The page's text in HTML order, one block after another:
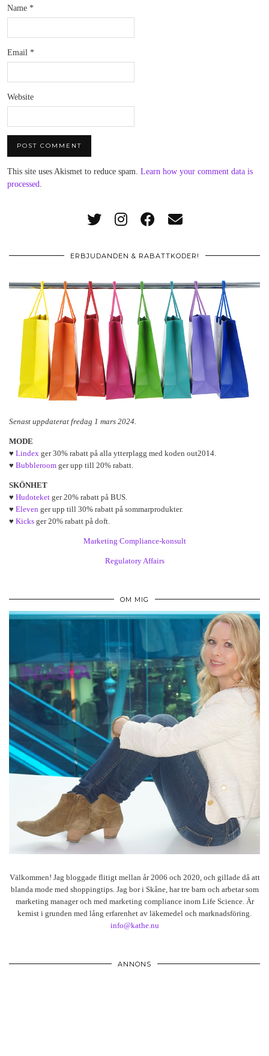
Name *
Email *
Website
This site uses Akismet to reduce spam. Learn how your comment data is
processed.
ERBJUDANDEN & RABATTKODER!
Senast uppdaterat fredag 1 mars 2024.
MODE
♥ Lindex ger 30% rabatt på alla ytterplagg med koden out2014.
♥ Bubbleroom ger upp till 20% rabatt.
SKÖNHET
♥ Hudoteket ger 20% rabatt på BUS.
♥ Eleven ger upp till 30% rabatt på sommarprodukter.
♥ Kicks ger 20% rabatt på doft.
Marketing Compliance-konsult
Regulatory Affairs
OM MIG
Välkommen! Jag bloggade flitigt mellan år 2006 och 2020, och gillade då att
blanda mode med shoppingtips. Jag bor i Skåne, har tre barn och arbetar som
marketing manager och med marketing compliance inom Life Science. Är
kemist i grunden med lång erfarenhet av läkemedel och marknadsföring.
info@kathe.nu
ANNONS